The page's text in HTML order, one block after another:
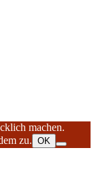
machen.
zu. OK